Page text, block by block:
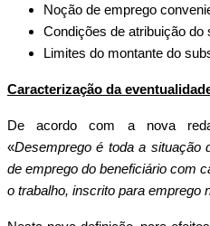
Noção de emprego
Condições de atribuição
Limites do montante do
Caracterização da
De acordo com a nova
«Desemprego é toda a situação
de emprego do beneficiário com
o trabalho, inscrito para emprego